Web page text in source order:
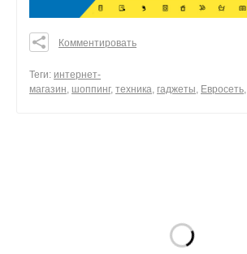
0
0
Комментировать
Теги: интернет-
магазин, шоппинг, техника, гаджеты, Евросеть,